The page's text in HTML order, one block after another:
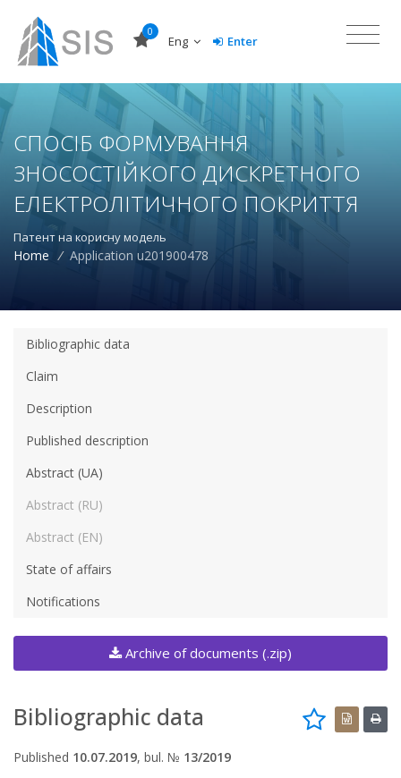
0
Eng Enter
СПОСІБ ФОРМУВАННЯ
ЗНОСОСТІЙКОГО ДИСКРЕТНОГО
ЕЛЕКТРОЛІТИЧНОГО ПОКРИТТЯ
Патент на корисну модель
Home / Application u201900478
Bibliographic data
Claim
Description
Published description
Abstract (UA)
Abstract (RU)
Abstract (EN)
State of affairs
Notifications
Archive of documents (.zip)
Bibliographic data
Published 10.07.2019, bul. № 13/2019